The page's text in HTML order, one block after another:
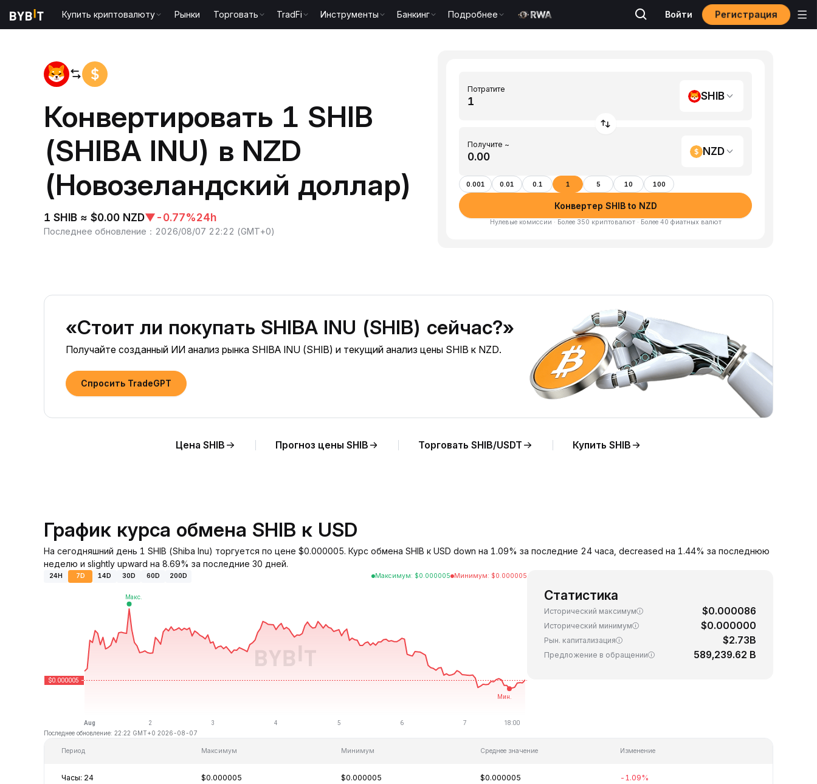
Купить криптовалюту Рынки Торговать TradFi Инструменты Банкинг Подробнее Войти Регистрация
Конвертировать 1 SHIB
(SHIBA INU) в NZD
(Новозеландский доллар)
1 SHIB ≈ $0.00 NZD▼-0.77%24h
Последнее обновление ： 2026/08/07 22:22 (GMT+0)
Потратите
SHIB
Получите ~
NZD
0.001 0.01 0.1 1 5 10 100
Конвертер SHIB to NZD
Нулевые комиссии · Более 350 криптовалют · Более 40 фиатных валют
«Стоит ли покупать SHIBA INU (SHIB) сейчас?»
Получайте созданный ИИ анализ рынка SHIBA INU (SHIB) и текущий анализ цены SHIB к NZD.
Спросить TradeGPT
Цена SHIB Прогноз цены SHIB Торговать SHIB/USDT Купить SHIB
График курса обмена SHIB к USD
На сегодняшний день 1 SHIB (Shiba Inu) торгуется по цене $0.000005. Курс обмена SHIB к USD down на 1.09% за последние 24 часа, decreased на 1.44% за последнюю
неделю и slightly upward на 8.69% за последние 30 дней.
24H 7D 14D 30D 60D 200D Максимум: $0.000005 Минимум: $0.000005
Последнее обновление: 22:22 GMT+0 2026-08-07
Статистика
Исторический максимум $0.000086
Исторический минимум $0.000000
Рын. капитализация $2.73B
Предложение в обращении 589,239.62 B
Период Максимум Минимум Среднее значение Изменение
Часы: 24 $0.000005 $0.000005 $0.000005 -1.09%